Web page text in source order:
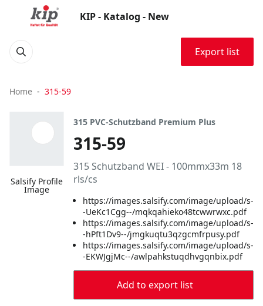
KIP - Katalog - New
Export list
Home 315-59
Salsify Profile
Image
315 PVC-Schutzband Premium Plus
315-59
315 Schutzband WEI - 100mmx33m 18
rls/cs
https://images.salsify.com/image/upload/s-
-UeKc1Cgg--/mqkqahieko48tcwwrwxc.pdf
https://images.salsify.com/image/upload/s-
-hPft1Dv9--/jmgkuqtu3qzgcmfrpusy.pdf
https://images.salsify.com/image/upload/s-
-EKWJgjMc--/awlpahkstuqdhvgqnbix.pdf
Add to export list